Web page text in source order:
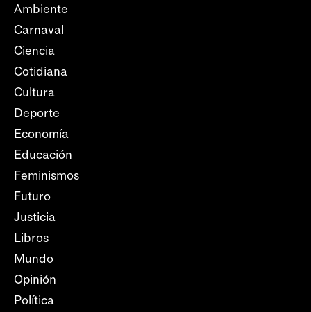
Ambiente
Carnaval
Ciencia
Cotidiana
Cultura
Deporte
Economía
Educación
Feminismos
Futuro
Justicia
Libros
Mundo
Opinión
Política